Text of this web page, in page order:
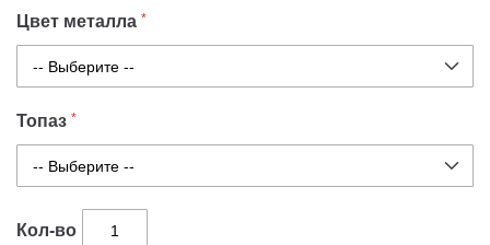
Цвет металла
Топаз
Кол-во